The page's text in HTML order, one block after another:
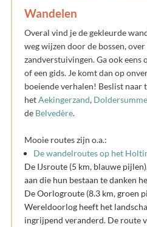
Wandelen
Overal vind je de gekleurde
weg wijzen door de bossen, over
zandverstuivingen. Ga ook eens
of een gids. Je komt dan op
boeiende verhalen! Beslist naar
hetAekingerzand,
de Belvedère.
Mooie routes zijn o.a.:
De wandelroutes op het
De IJsroute (5 km, blauwe
aan die hun bestaan te danken
De Oorlogroute (8.3 km, groen
Wereldoorlog heeft het
ingrijpend veranderd. De route